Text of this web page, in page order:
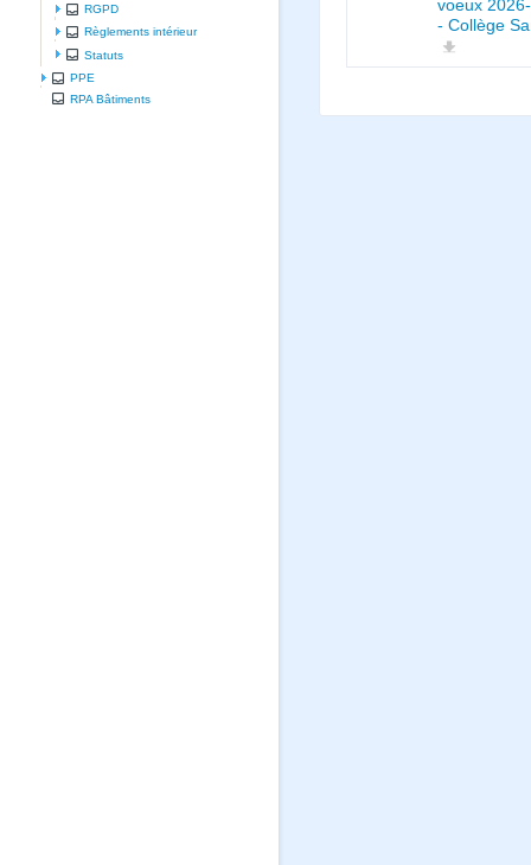
RGPD
Règlements intérieur
Statuts
PPE
RPA Bâtiments
voeux
- Collège